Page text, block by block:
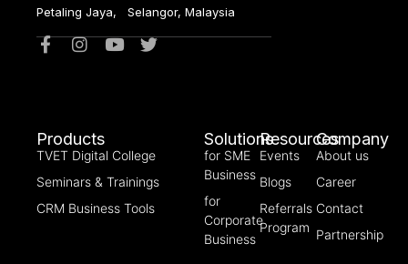
Petaling Jaya, Selangor, Malaysia
Products
TVET Digital College
Seminars & Trainings
CRM Business Tools
Solutions
for SME
Business
for
Corporate
Business
Resources
Events
Blogs
Referrals
Program
Company
About us
Career
Contact
Partnership